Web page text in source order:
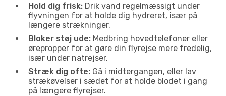
Hold dig frisk: Drik vand regelmæssigt under
flyvningen for at holde dig hydreret, især på
længere strækninger.
Bloker støj ude: Medbring hovedtelefoner eller
ørepropper for at gøre din flyrejse mere fredelig,
især under natrejser.
Stræk dig ofte: Gå i midtergangen, eller lav
strækøvelser i sædet for at holde blodet i gang
på længere flyrejser.